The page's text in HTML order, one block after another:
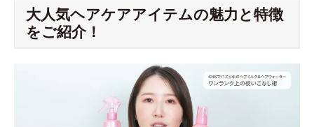
大人気ヘアケアアイテムの魅力と特徴
をご紹介！